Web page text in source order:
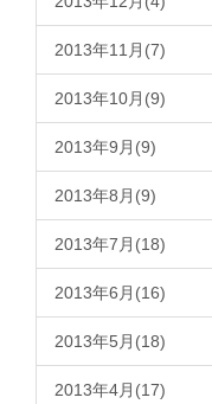
2013年11月(7)
2013年10月(9)
2013年9月(9)
2013年8月(9)
2013年7月(18)
2013年6月(16)
2013年5月(18)
2013年4月(17)